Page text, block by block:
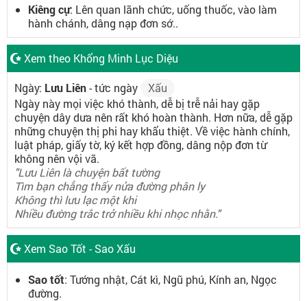
Kiêng cự: Lên quan lãnh chức, uống thuốc, vào làm
hành chánh, dâng nạp đơn sớ..
Xem theo Khổng Minh Lục Diệu
Ngày: Lưu Liên- tức ngày
Xấu
Ngày này mọi việc khó thành, dễ bị trễ nải hay gặp
chuyện dây dưa nên rất khó hoàn thành. Hơn nữa, dễ gặp
những chuyện thị phi hay khẩu thiệt. Về việc hành chính,
luật pháp, giấy tờ, ký kết hợp đồng, dâng nộp đơn từ
không nên vội vã.
"Lưu Liên là chuyện bất tường
Tìm bạn chẳng thấy nửa đường phân ly
Không thì lưu lạc một khi
Nhiều đường trắc trở nhiều khi nhọc nhằn."
Xem Sao Tốt - Sao Xấu
Sao tốt: Tướng nhật, Cát kì, Ngũ phú, Kính an, Ngọc
đường.